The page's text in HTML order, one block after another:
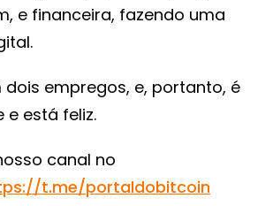
e financeira, fazendo uma
dois empregos, e, portanto, é
e está feliz.
canal no
t.me/portaldobitcoin